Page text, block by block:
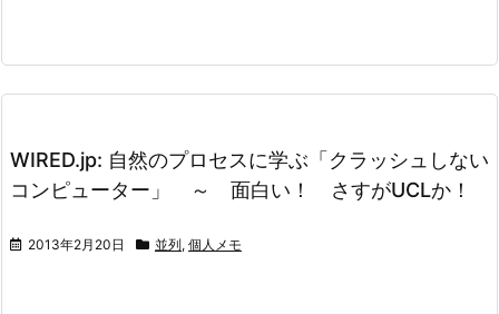
WIRED.jp: 自然のプロセスに学ぶ「クラッシュしない
コンピューター」 ～ 面白い！ さすがUCLか！
2013年2月20日 並列, 個人メモ